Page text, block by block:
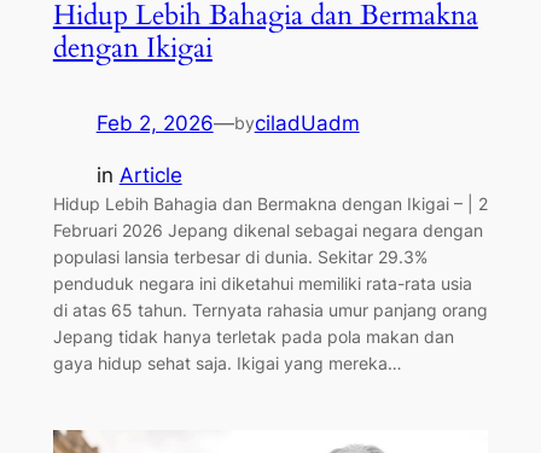
Hidup Lebih Bahagia dan Bermakna
dengan Ikigai
Feb 2, 2026—byciladUadm
in Article
Hidup Lebih Bahagia dan Bermakna dengan Ikigai – | 2
Februari 2026 Jepang dikenal sebagai negara dengan
populasi lansia terbesar di dunia. Sekitar 29.3%
penduduk negara ini diketahui memiliki rata-rata usia
di atas 65 tahun. Ternyata rahasia umur panjang orang
Jepang tidak hanya terletak pada pola makan dan
gaya hidup sehat saja. Ikigai yang mereka…